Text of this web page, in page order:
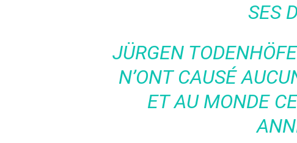
SES
JÜRGEN
N’ONT CAUSÉ
ET AU MONDE